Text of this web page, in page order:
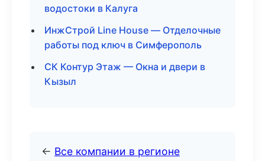
водостоки в Калуга
ИнжСтрой Line House — Отделочные
работы под ключ в Симферополь
СК Контур Этаж — Окна и двери в
Кызыл
← Все компании в регионе